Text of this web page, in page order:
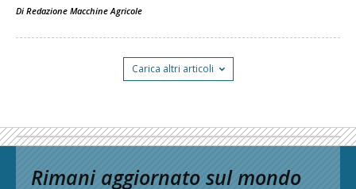
Di Redazione Macchine Agricole
Carica altri articoli
Rimani aggiornato sul mondo